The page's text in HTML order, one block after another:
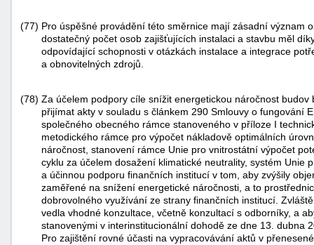
(77) Pro úspěšné provádění této směrnice mají zásadní význam
dostatečný počet osob zajišťujících instalaci a stavbu měl
odpovídající schopnosti v otázkách instalace a integrace
a obnovitelných zdrojů.
(78) Za účelem podpory cíle snížit energetickou náročnost
přijímat akty v souladu s článkem 290 Smlouvy o fungování
společného obecného rámce stanoveného v příloze I
metodického rámce pro výpočet nákladově optimálních
náročnost, stanovení rámce Unie pro vnitrostátní výpočet
cyklu za účelem dosažení klimatické neutrality, systém
a účinnou podporu finančních institucí v tom, aby zvýšily
zaměřené na snížení energetické náročnosti, a to
dobrovolného využívání ze strany finančních institucí.
vedla vhodné konzultace, včetně konzultací s odborníky, a
stanovenými v interinstitucionální dohodě ze dne 13. dubna
Pro zajištění rovné účasti na vypracovávání aktů v